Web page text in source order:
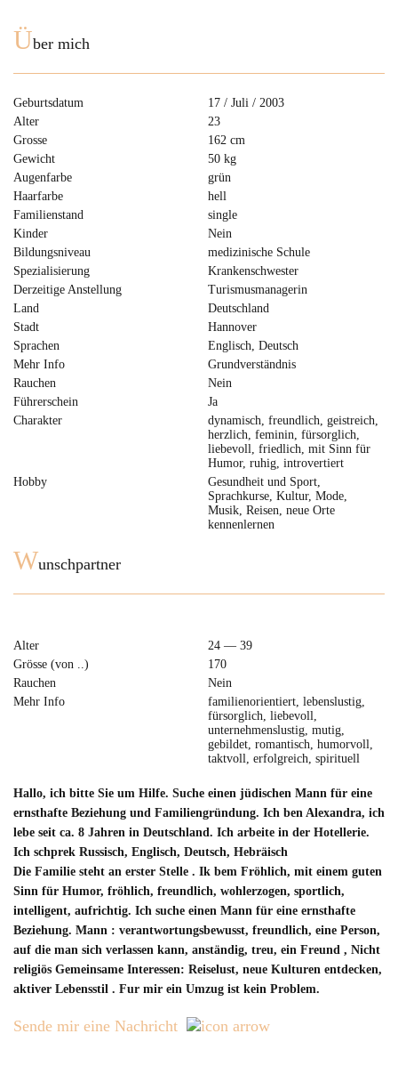
Über mich
Geburtsdatum
17 / Juli / 2003
Alter
23
Grosse
162 cm
Gewicht
50 kg
Augenfarbe
grün
Haarfarbe
hell
Familienstand
single
Kinder
Nein
Bildungsniveau
medizinische Schule
Spezialisierung
Krankenschwester
Derzeitige Anstellung
Turismusmanagerin
Land
Deutschland
Stadt
Hannover
Sprachen
Englisch, Deutsch
Mehr Info
Grundverständnis
Rauchen
Nein
Führerschein
Ja
Charakter
dynamisch, freundlich, geistreich,
herzlich, feminin, fürsorglich,
liebevoll, friedlich, mit Sinn für
Humor, ruhig, introvertiert
Hobby
Gesundheit und Sport,
Sprachkurse, Kultur, Mode,
Musik, Reisen, neue Orte
kennenlernen
Wunschpartner
Alter
24 — 39
Grösse (von ..)
170
Rauchen
Nein
Mehr Info
familienorientiert, lebenslustig,
fürsorglich, liebevoll,
unternehmenslustig, mutig,
gebildet, romantisch, humorvoll,
taktvoll, erfolgreich, spirituell
Hallo, ich bitte Sie um Hilfe. Suche einen jüdischen Mann für eine
ernsthafte Beziehung und Familiengründung. Ich ben Alexandra, ich
lebe seit ca. 8 Jahren in Deutschland. Ich arbeite in der Hotellerie.
Ich schprek Russisch, Englisch, Deutsch, Hebräisch
Die Familie steht an erster Stelle . Ik bem Fröhlich, mit einem guten
Sinn für Humor, fröhlich, freundlich, wohlerzogen, sportlich,
intelligent, aufrichtig. Ich suche einen Mann für eine ernsthafte
Beziehung. Mann : verantwortungsbewusst, freundlich, eine Person,
auf die man sich verlassen kann, anständig, treu, ein Freund , Nicht
religiös Gemeinsame Interessen: Reiselust, neue Kulturen entdecken,
aktiver Lebensstil . Fur mir ein Umzug ist kein Problem.
Sende mir eine Nachricht